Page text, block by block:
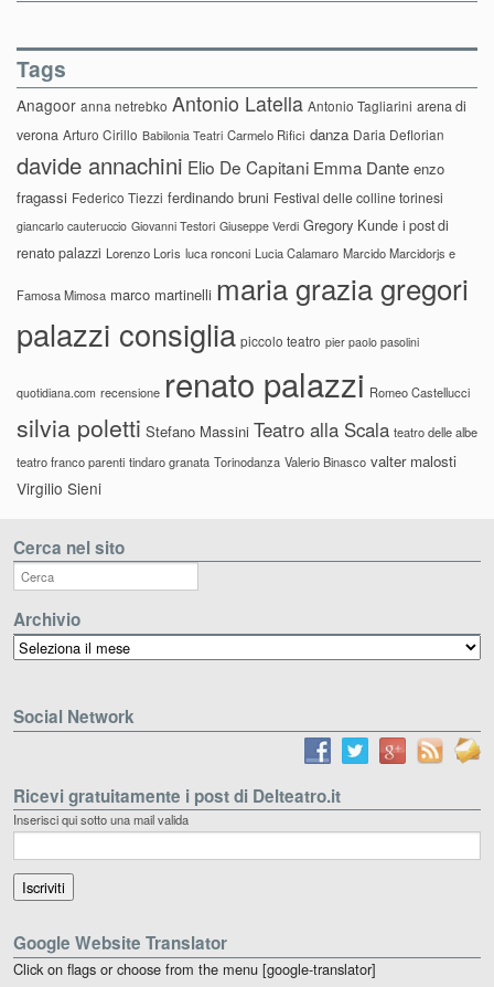
Tags
Anagoor anna netrebko Antonio Latella Antonio Tagliarini arena di
verona Arturo Cirillo Babilonia Teatri Carmelo Rifici danza Daria Deflorian
davide annachini Elio De Capitani Emma Dante enzo
fragassi Federico Tiezzi ferdinando bruni Festival delle colline torinesi
giancarlo cauteruccio Giovanni Testori Giuseppe Verdi Gregory Kunde i post di
renato palazzi Lorenzo Loris luca ronconi Lucia Calamaro Marcido Marcidorjs e
Famosa Mimosa marco martinelli maria grazia gregori
palazzi consiglia piccolo teatro pier paolo pasolini
quotidiana.com recensione renato palazzi Romeo Castellucci
silvia poletti Stefano Massini Teatro alla Scala teatro delle albe
teatro franco parenti tindaro granata Torinodanza Valerio Binasco valter malosti
Virgilio Sieni
Cerca nel sito
Archivio
Archivio
Social Network
Ricevi gratuitamente i post di Delteatro.it
Inserisci qui sotto una mail valida
Google Website Translator
Click on flags or choose from the menu [google-translator]